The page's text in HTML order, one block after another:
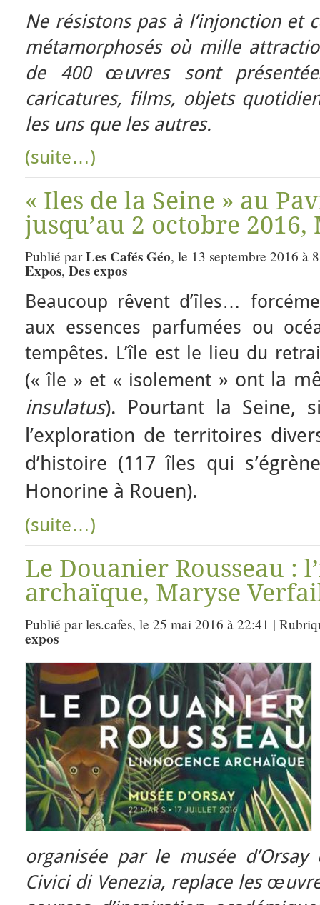
Ne résistons pas à l’injonction et
métamorphosés où mille
de 400 œuvres sont
caricatures, films, objets
les uns que les autres.
(suite…)
« Iles de la Seine » au
jusqu’au 2 octobre
Publié parLes Cafés Géo, le 13 septembre 2016 à
Expos,Des expos
Beaucoup rêvent d’îles…
aux essences parfumées ou
tempêtes. L’île est le lieu du
(« île » et « isolement » ont la
insulatus). Pourtant la Seine,
l’exploration de territoires
d’histoire (117 îles qui
Honorine à Rouen).
(suite…)
Le Douanier Rousseau :
archaïque, Maryse
Publié par les.cafes, le 25 mai 2016 à 22:41 |
expos
organisée par le musée
Civici di Venezia, replace les